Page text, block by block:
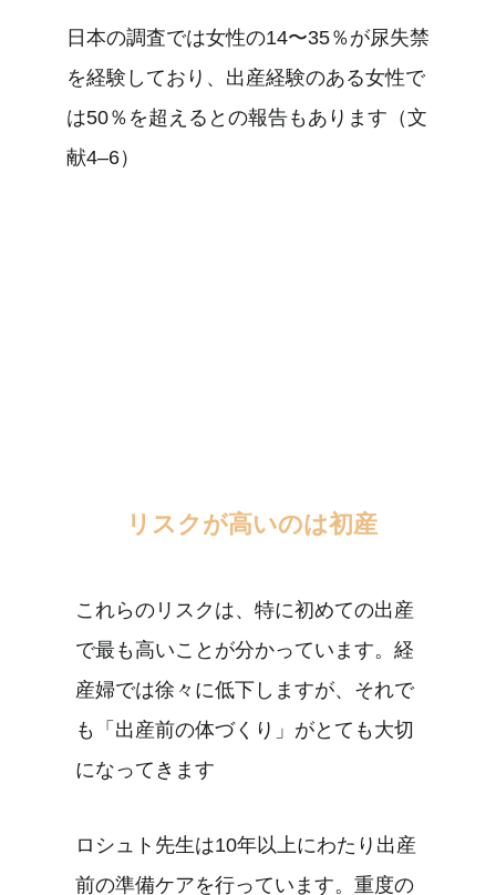
日本の調査では女性の14〜35％が尿失禁
を経験しており、出産経験のある女性で
は50％を超えるとの報告もあります（文
献4–6）
これらのリスクは、特に初めての出産
で最も高いことが分かっています。経
産婦では徐々に低下しますが、それで
も「出産前の体づくり」がとても大切
になってきます
ロシュト先生は10年以上にわたり出産
前の準備ケアを行っています。重度の
リスクが高いのは初産